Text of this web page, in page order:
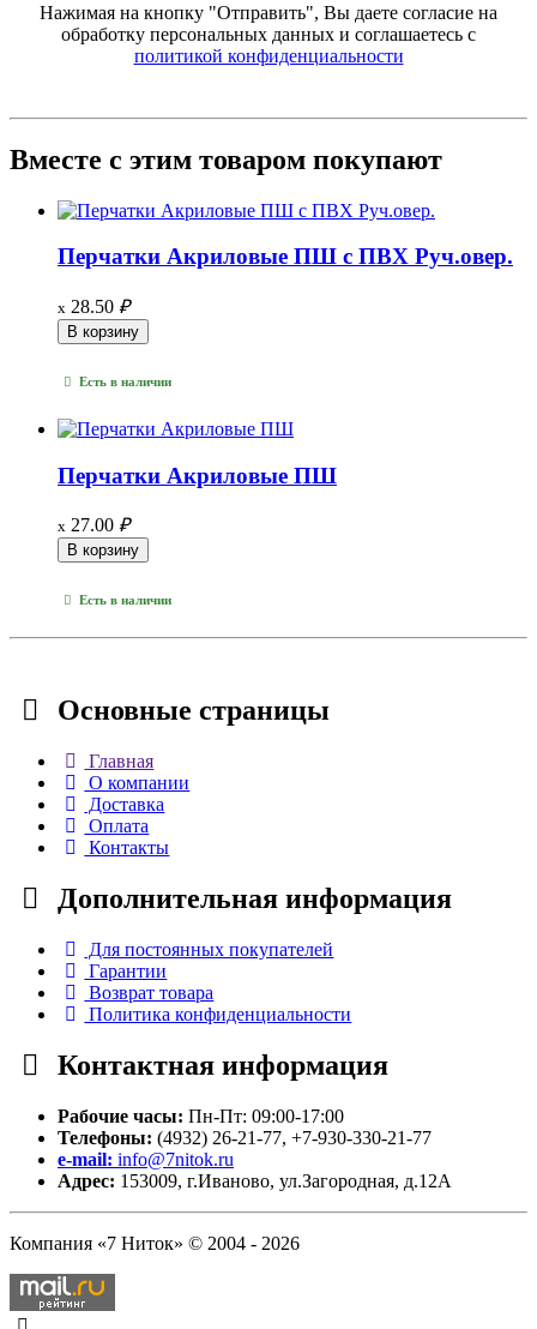
Нажимая на кнопку "Отправить", Вы даете согласие на
обработку персональных данных и соглашаетесь с
политикой конфиденциальности
Вместе с этим товаром покупают
Перчатки Акриловые ПШ с ПВХ Руч.овер.
x 28.50 ₽
Есть в наличии
Перчатки Акриловые ПШ
x 27.00 ₽
Есть в наличии
Основные страницы
Главная
О компании
Доставка
Оплата
Контакты
Дополнительнаяинформация
Для постоянных покупателей
Гарантии
Возврат товара
Политика конфиденциальности
Контактнаяинформация
Рабочие часы: Пн-Пт: 09:00-17:00
Телефоны: (4932) 26-21-77, +7-930-330-21-77
e-mail: info@7nitok.ru
Адрес: 153009, г.Иваново, ул.Загородная, д.12А
Компания «7 Ниток» © 2004 - 2026